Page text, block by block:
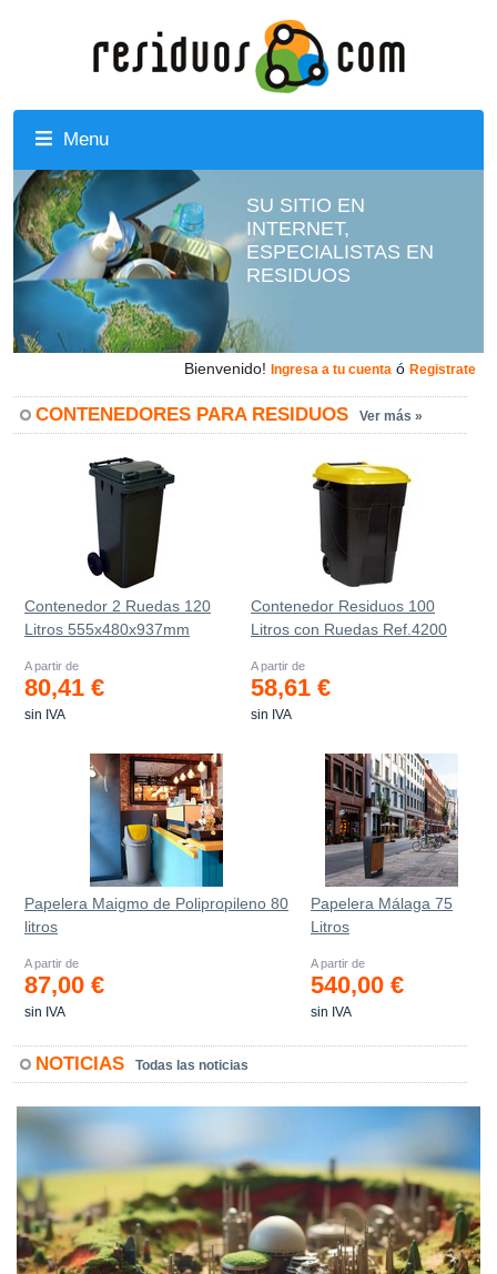
Menu
SU SITIO EN
INTERNET,
ESPECIALISTAS EN
RESIDUOS
Bienvenido! Ingresa a tu cuenta ó Registrate
CONTENEDORES PARA RESIDUOS Ver más »
Contenedor 2 Ruedas 120
Litros 555х480х937mm
A partir de
80,41 €
sin IVA
Contenedor Residuos 100
Litros con Ruedas Ref.4200
A partir de
58,61 €
sin IVA
Papelera Maigmo de Polipropileno 80
litros
A partir de
87,00 €
sin IVA
Papelera Málaga 75
Litros
A partir de
540,00 €
sin IVA
NOTICIAS Todas las noticias